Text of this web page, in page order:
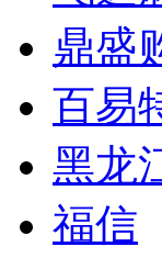
鼎盛
百易
黑龙
福信